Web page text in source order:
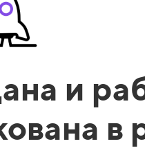
и
в